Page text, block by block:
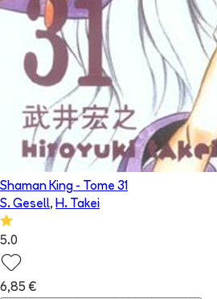
Shaman King - Tome 31
S. Gesell, H. Takei
5.0
6,85 €